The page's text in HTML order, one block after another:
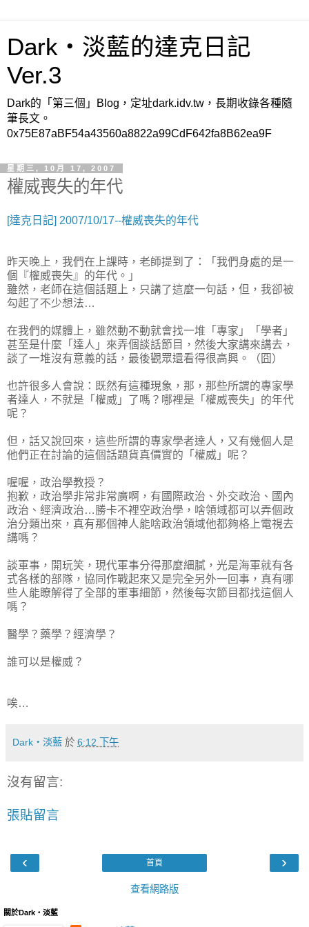
Dark‧淡藍的達克日記
Ver.3
Dark的「第三個」Blog，定址dark.idv.tw，長期收錄各種隨
筆長文。
0x75E87aBF54a43560a8822a99CdF642fa8B62ea9F
星期三, 10月 17, 2007
權威喪失的年代
[達克日記] 2007/10/17--權威喪失的年代
昨天晚上，我們在上課時，老師提到了：「我們身處的是一
個『權威喪失』的年代。」
雖然，老師在這個話題上，只講了這麼一句話，但，我卻被
勾起了不少想法…
在我們的媒體上，雖然動不動就會找一堆「專家」「學者」
甚至是什麼「達人」來弄個談話節目，然後大家講來講去，
談了一堆沒有意義的話，最後觀眾還看得很高興。（囧）
也許很多人會說：既然有這種現象，那，那些所謂的專家學
者達人，不就是「權威」了嗎？哪裡是「權威喪失」的年代
呢？
但，話又說回來，這些所謂的專家學者達人，又有幾個人是
他們正在討論的這個話題貨真價實的「權威」呢？
喔喔，政治學教授？
抱歉，政治學非常非常廣啊，有國際政治、外交政治、國內
政治、經濟政治…勝卡不裡空政治學，啥領域都可以弄個政
治分類出來，真有那個神人能啥政治領域他都夠格上電視去
講嗎？
談軍事，開玩笑，現代軍事分得那麼細膩，光是海軍就有各
式各樣的部隊，協同作戰起來又是完全另外一回事，真有哪
些人能瞭解得了全部的軍事細節，然後每次節目都找這個人
嗎？
醫學？藥學？經濟學？
誰可以是權威？
唉…
Dark‧淡藍 於 6:12 下午
沒有留言:
張貼留言
‹ ›
首頁
查看網路版
關於Dark‧淡藍